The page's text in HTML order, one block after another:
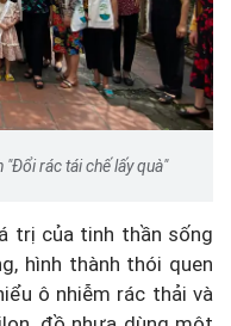
rác tái chế lấy quà"
trị của tinh thần sống
hình thành thói quen
ô nhiễm rác thải và